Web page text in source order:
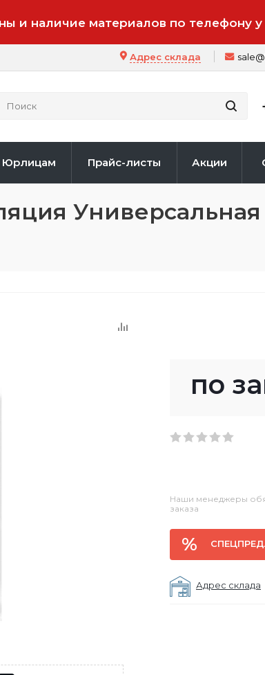
и наличие материалов по телефону
Адрес склада
Юрлицам Прайс-листы Акции
Универсальная
по
Наши менеджеры
заказа
Адрес склада